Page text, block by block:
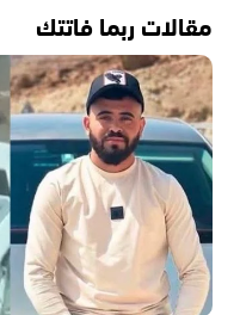
مقالات ربما فاتتك